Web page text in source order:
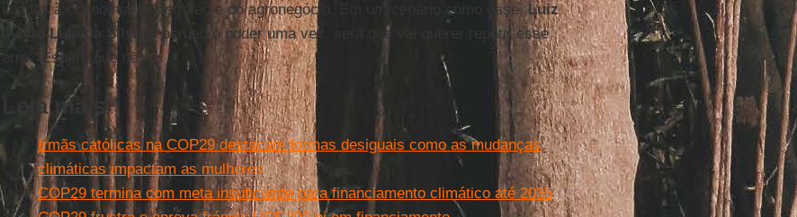
ligados à economia do petróleo e do agronegócio. Em um cenário como esse,Luiz
Inácio Lula da Silva
já perdeu o poder uma vez, será que vai querer repetir esse
erro? Espero que não.
Leia mais
Irmãs católicas na COP29 destacam formas desiguais como as mudanças
climáticas impactam as mulheres
COP29 termina com meta insuficiente para financiamento climático até 2035